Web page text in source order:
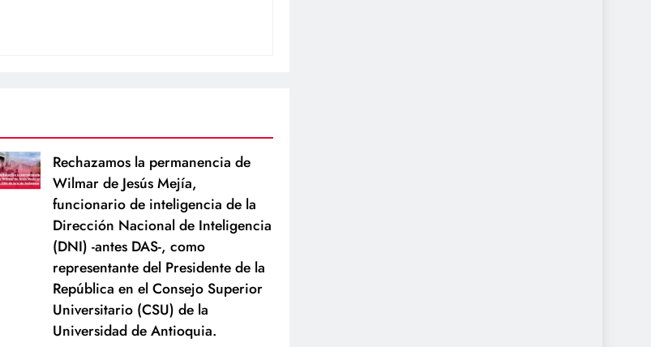
Rechazamos la permanencia de
Wilmar de Jesús Mejía,
funcionario de inteligencia de la
Dirección Nacional de Inteligencia
(DNI) -antes DAS-, como
representante del Presidente de la
República en el Consejo Superior
Universitario (CSU) de la
Universidad de Antioquia.